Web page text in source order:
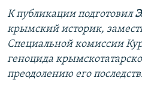
К публикации подготовил
крымский историк,
Специальной комиссии
геноцида
преодолению его